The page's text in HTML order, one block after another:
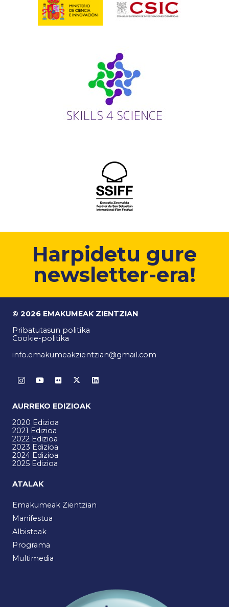
Harpidetu gure
newsletter-era!
© 2026 EMAKUMEAK ZIENTZIAN
Pribatutasun politika
Cookie-politika
info.emakumeakzientzian@gmail.com
AURREKO EDIZIOAK
2020 Edizioa
2021 Edizioa
2022 Edizioa
2023 Edizioa
2024 Edizioa
2025 Edizioa
ATALAK
Emakumeak Zientzian
Manifestua
Albisteak
Programa
Multimedia